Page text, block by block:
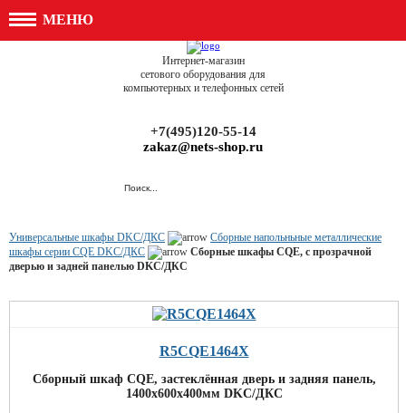
МЕНЮ
Интернет-магазин
сетового оборудования для
компьютерных и телефонных сетей
+7(495)120-55-14
zakaz@nets-shop.ru
Универсальные шкафы DKC/ДКС
Сборные напольньные металлические
шкафы серии CQE DKC/ДКС
Сборные шкафы CQE, с прозрачной
дверью и задней панелью DKC/ДКС
R5CQE1464X
Сборный шкаф CQE, застеклённая дверь и задняя панель,
1400x600x400мм DKC/ДКС